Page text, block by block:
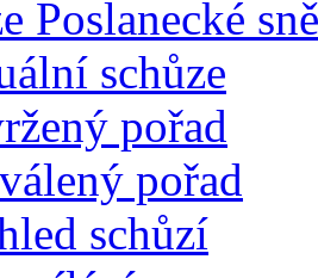
Poslanecké
schůze
pořad
pořad
schůzí